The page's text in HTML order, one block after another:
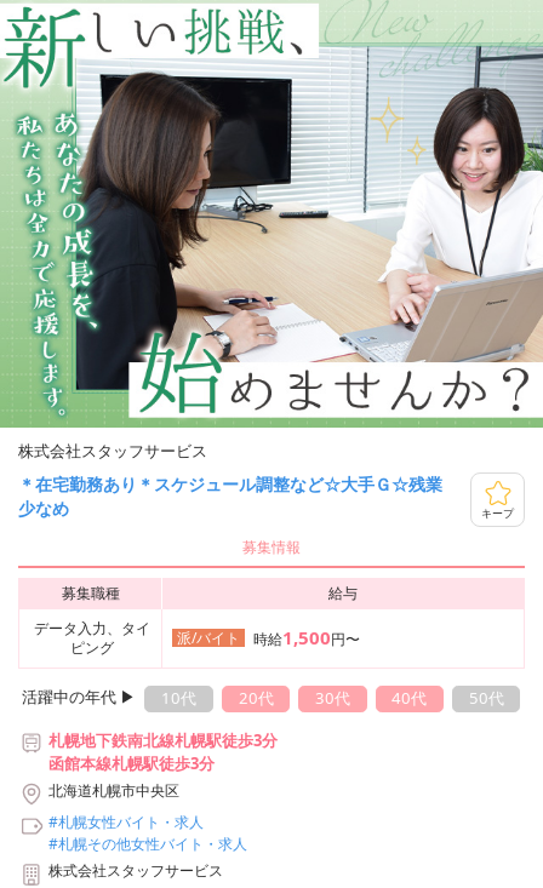
株式会社スタッフサービス
＊在宅勤務あり＊スケジュール調整など☆大手Ｇ☆残業
少なめ
キープ
募集情報
募集職種
給与
データ入力、タイ
ピング
派/バイト 時給1,500円〜
活躍中の年代 ▶︎ 10代 20代 30代 40代
50代
札幌地下鉄南北線札幌駅徒歩3分
函館本線札幌駅徒歩3分
北海道札幌市中央区
#札幌女性バイト・求人
#札幌その他女性バイト・求人
株式会社スタッフサービス